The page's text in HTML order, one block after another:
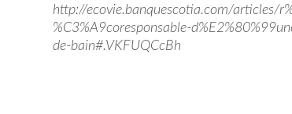
http://ecovie.banquescotia.com/articles/
%C3%A9coresponsable-
de-bain#.VKFUQCcBh